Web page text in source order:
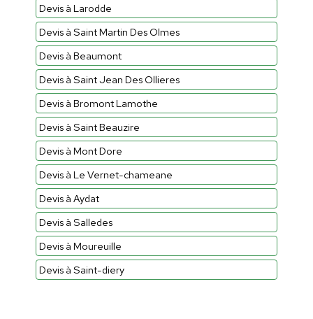
Devis à Larodde
Devis à Saint Martin Des Olmes
Devis à Beaumont
Devis à Saint Jean Des Ollieres
Devis à Bromont Lamothe
Devis à Saint Beauzire
Devis à Mont Dore
Devis à Le Vernet-chameane
Devis à Aydat
Devis à Salledes
Devis à Moureuille
Devis à Saint-diery